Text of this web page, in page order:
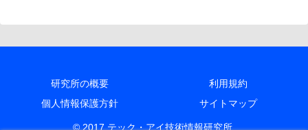
研究所の概要
利用規約
個人情報保護方針
サイトマップ
© 2017 テック・アイ技術情報研究所.